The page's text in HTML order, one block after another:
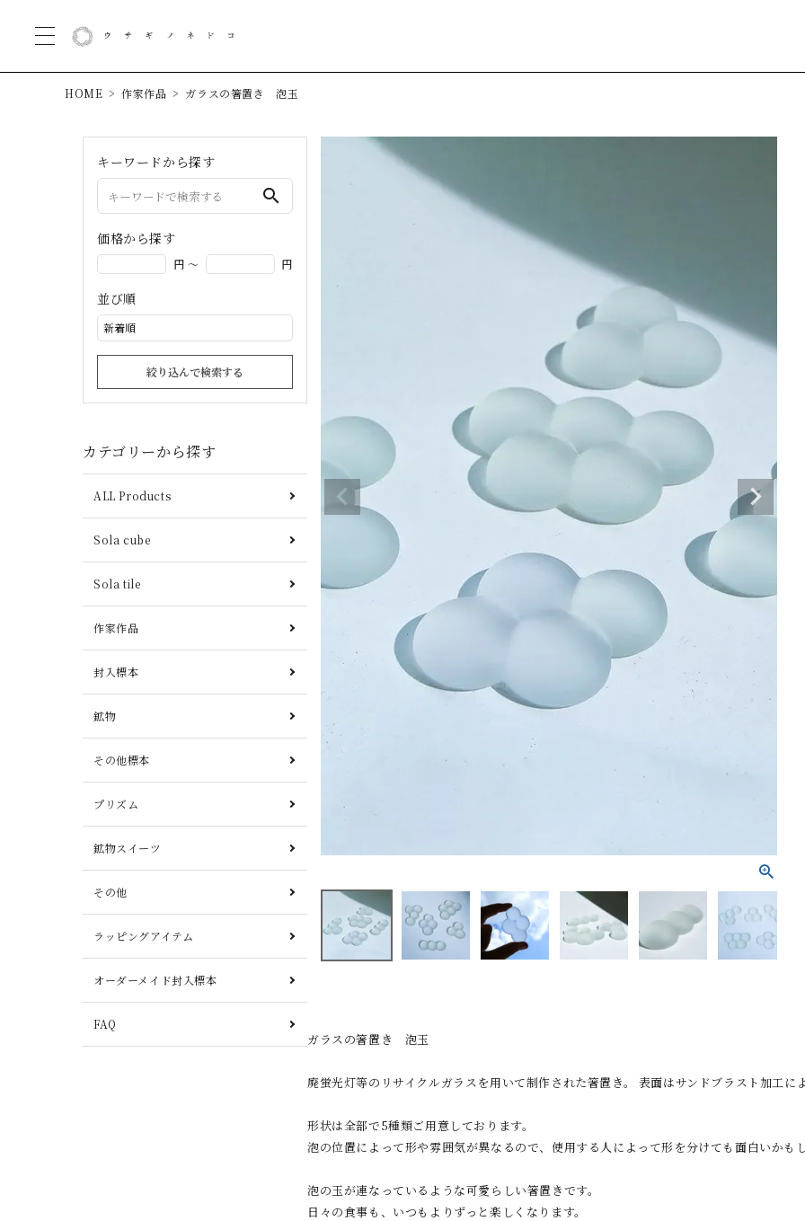
HOME 作家作品 ガラスの箸置き 泡玉
キーワードから探す
search
価格から探す
円 ～ 円
並び順
絞り込んで検索する
カテゴリーから探す
ALL Products
Sola cube
Sola tile
作家作品
封入標本
鉱物
その他標本
プリズム
鉱物スイーツ
その他
ラッピングアイテム
オーダーメイド封入標本
FAQ
ガラスの箸置き 泡玉
廃蛍光灯等のリサイクルガラスを用いて制作された箸置き。 表面はサンドブラスト加工に
形状は全部で5種類ご用意しております。
泡の位置によって形や雰囲気が異なるので、使用する人によって形を分けても面白いかも
泡の玉が連なっているような可愛らしい箸置きです。
日々の食事も、いつもよりずっと楽しくなります。